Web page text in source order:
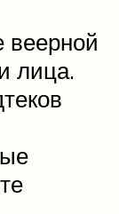
веерной
лица.